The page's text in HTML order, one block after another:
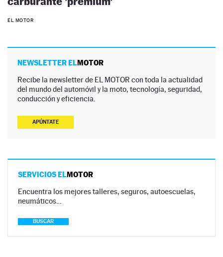
EL MOTOR
NEWSLETTER ELMOTOR
Recibe la newsletter de EL MOTOR con toda la actualidad
del mundo del automóvil y la moto, tecnología, seguridad,
conducción y eficiencia.
APÚNTATE
SERVICIOS ELMOTOR
Encuentra los mejores talleres, seguros, autoescuelas,
neumáticos…
BUSCAR